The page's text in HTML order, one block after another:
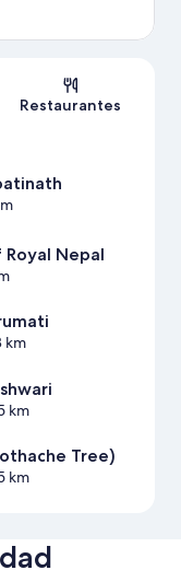
Restaurantes
Nepal
km
km
Tree)
km